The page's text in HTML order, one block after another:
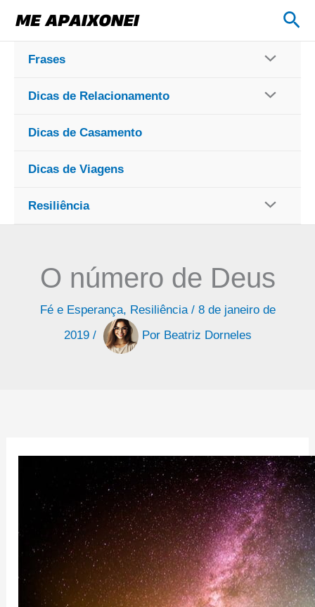
para
conteúdo
Frases
Dicas de Relacionamento
Dicas de Casamento
Dicas de Viagens
Resiliência
O número de Deus
Fé e Esperança, Resiliência/ 8 de janeiro de
2019 / Por Beatriz Dorneles